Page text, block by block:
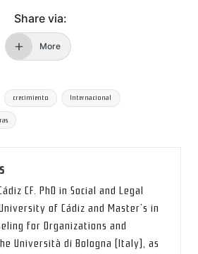
Share via:
More
crecimiento Internacional
CF. PhD in Social and Legal
of Cádiz and Master’s in
for Organizations and
Università di Bologna (Italy), as